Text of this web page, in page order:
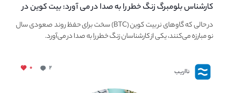
کارشناس بلومبرگ زنگ خطر را به صدا در می آورد: بیت کوین در
معرض خطر سقوط بزرگ است - دلیل آن چیست؟در حالی که گاوهای نر بیت کوین (BTC) سخت برای حفظ روند صعودی سال
نو مبارزه می‌کنند، یکی از کارشناسان زنگ خطر را به صدا در می‌آورد.
نااریب ۲ ۰